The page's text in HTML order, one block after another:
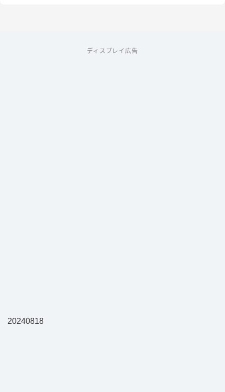
ディスプレイ広告
20240818